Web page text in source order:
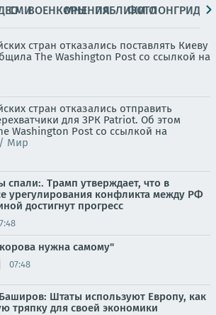
СМИВОЕНКОРЫМНЕНИЯПАБЛИКИ
ФОТОЛОНГРИДЫ
стран отказались поставлять Киеву
The Washington Post со ссылкой на
стран отказались отправить
для ЗРК Patriot. Об этом
Washington Post со ссылкой на
Мир
спали:. Трамп утверждает, что в
урегулирования конфликта между РФ
достигнут прогресс
нужна самому"
07:48
Штаты используют Европу, как
тряпку для своей экономики